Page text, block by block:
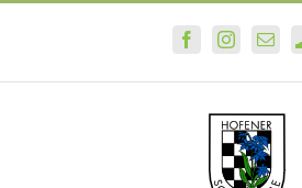
springen
FacebookInstagram
E-